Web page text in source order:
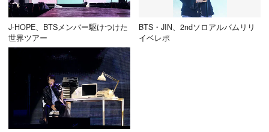
J-HOPE、BTSメンバー駆けつけた
世界ツアー
BTS・JIN、2ndソロアルバムリリ
イベレポ